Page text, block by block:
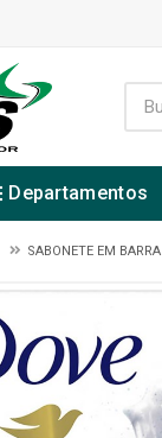
Departamentos
SABONETE EM BARRA